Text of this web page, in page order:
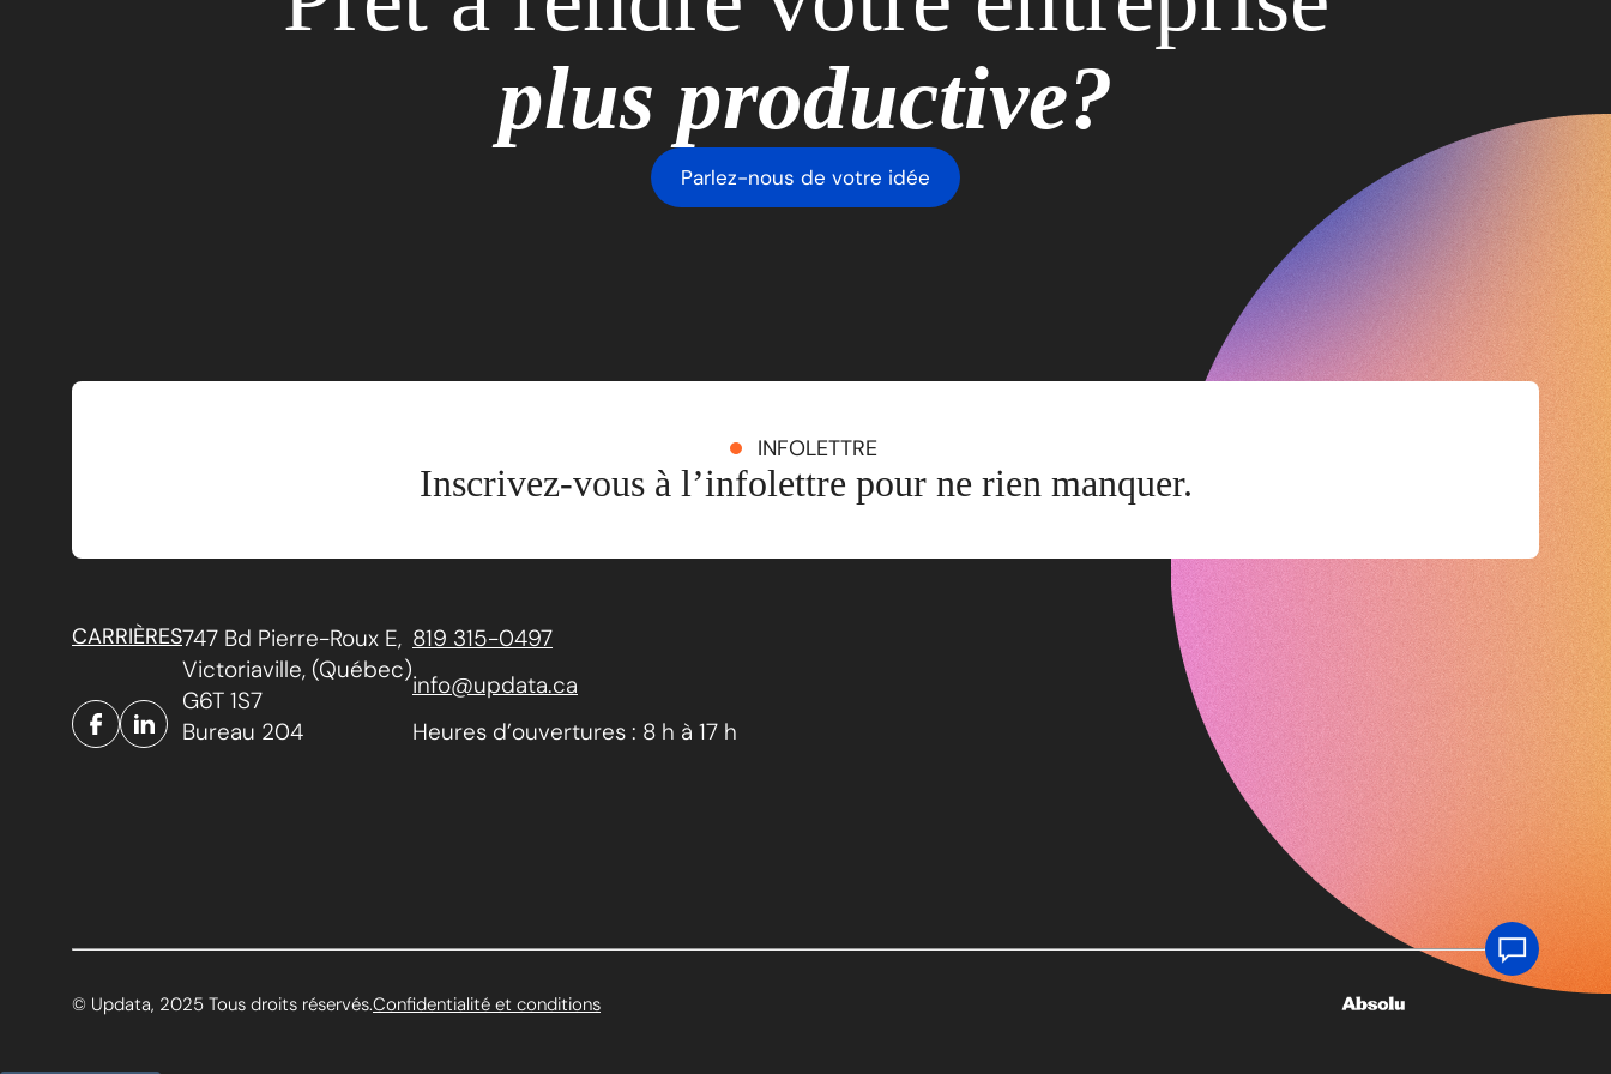
plus productive?
Parlez-nous de votre idée
INFOLETTRE
Inscrivez-vous à l’infolettre pour ne rien manquer.
CARRIÈRES747 Bd Pierre-Roux E,
Victoriaville, (Québec)
G6T 1S7
Bureau 204
819 315-0497
info@updata.ca
Heures d’ouvertures : 8 h à 17 h
© Updata, 2025 Tous droits réservés.Confidentialité et conditions